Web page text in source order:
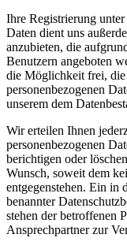
Ihre Registrierung
Daten dient uns
anzubieten, die
Benutzern angeboten
die Möglichkeit frei, die
personenbezogenen
unserem dem
Wir erteilen Ihnen
personenbezogenen
berichtigen oder
Wunsch, soweit dem
entgegenstehen. Ein in
benannter
stehen der betroffenen
Ansprechpartner zur